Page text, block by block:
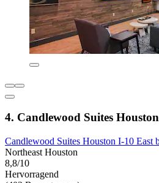
4. Candlewood Suites
Candlewood Suites Houston I-10 East
Northeast Houston
8,8/10
Hervorragend